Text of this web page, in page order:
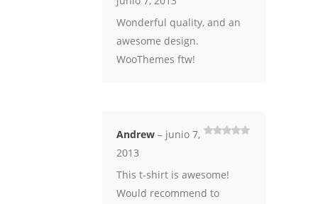
Wonderful quality, and an
awesome design.
WooThemes ftw!
Andrew – junio 7,
2013
This t-shirt is awesome!
Would recommend to